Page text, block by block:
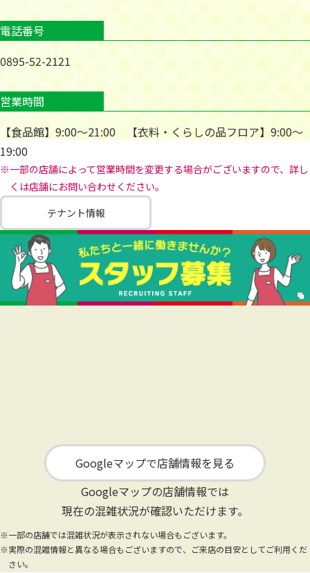
電話番号
0895-52-2121
営業時間
【食品館】9:00～21:00 【衣料・くらしの品フロア】9:00～
19:00
※一部の店舗によって営業時間を変更する場合がございますので、詳し
くは店舗にお問い合わせください。
テナント情報
Googleマップで店舗情報を見る
Googleマップの店舗情報では
現在の混雑状況が確認いただけます。
※一部の店舗では混雑状況が表示されない場合もございます。
※実際の混雑情報と異なる場合もございますので、ご来店の目安としてご利用くだ
さい。